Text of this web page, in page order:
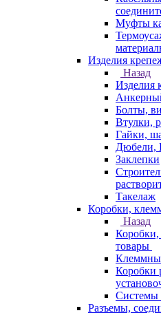
Муфты
Изделия
Назад
Изделия
Болты,
Втулки,
Гайки,
Дюбели,
Заклепки
Такелаж
Коробки,
Назад
товары
Коробки
Системы
Разъемы,